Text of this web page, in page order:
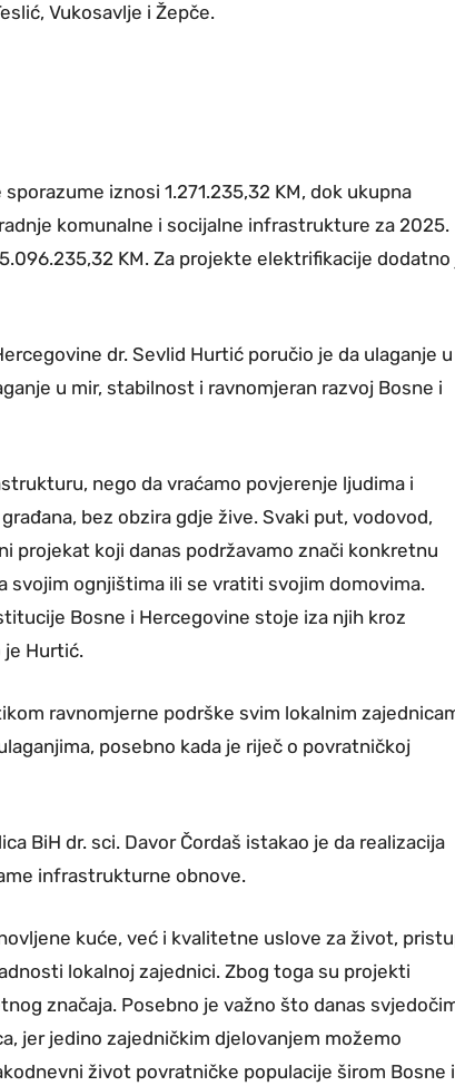
Vukosavlje i Žepče.
iznosi 1.271.235,32 KM, dok ukupna
komunalne i socijalne infrastrukture za 2025.
KM. Za projekte elektrifikacije dodatno
dr. Sevlid Hurtić poručio je da ulaganje u
u mir, stabilnost i ravnomjeran razvoj Bosne i
nego da vraćamo povjerenje ljudima i
bez obzira gdje žive. Svaki put, vodovod,
projekat koji danas podržavamo znači konkretnu
svojim ognjištima ili se vratiti svojim domovima.
Bosne i Hercegovine stoje iza njih kroz
je Hurtić.
ravnomjerne podrške svim lokalnim
posebno kada je riječ o povratničkoj
BiH dr. sci. Davor Čordaš istakao je da realizacija
infrastrukturne obnove.
kuće, već i kvalitetne uslove za život,
lokalnoj zajednici. Zbog toga su projekti
značaja. Posebno je važno što danas
jer jedino zajedničkim djelovanjem možemo
život povratničke populacije širom Bosne i